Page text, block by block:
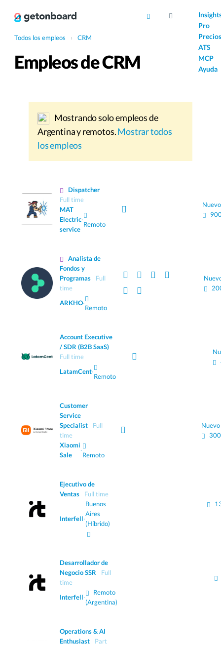
Pro
Precios
ATS
MCP
Ayuda
Todos los empleos › CRM
Empleos de CRM
Mostrando solo empleos de
Argentina y remotos.Mostrar todos
los empleos
Dispatcher
Full time
MAT
Electric
service
·
Remoto
Nuevo
Analista de
Fondos y
Programas
Full
time
ARKHO·
Remoto
Account Executive
/ SDR (B2B SaaS)
Full time
LatamCent·
Remoto
Customer
Service
Specialist
Full
time
Xiaomi
Sale
·
Remoto
Nuevo
Ejecutivo de
Ventas
Full time
Interfell·
Buenos
Aires
(Híbrido)
Desarrollador de
Negocio SSR
Full
time
Interfell·
Remoto
(Argentina)
Operations & AI
Enthusiast
Part